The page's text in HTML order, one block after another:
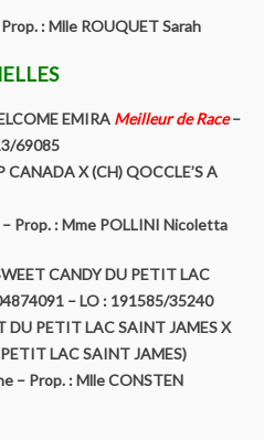
: Mlle ROUQUET Sarah
EMIRA Meilleur de Race–
69085
X (CH) QOCCLE’S A
Prop. : Mme POLLINI Nicoletta
CANDY DU PETIT LAC
– LO : 191585/35240
DU PETIT LAC SAINT JAMES X
LAC SAINT JAMES)
– Prop. : Mlle CONSTEN